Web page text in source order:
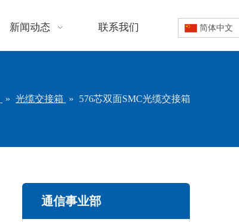
新闻动态 联系我们 简体中文
» 光缆交接箱 » 576芯双面SMC光缆交接箱
通信事业部